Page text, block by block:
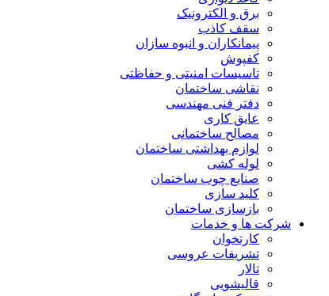
برق و الکترونیک
سقف کاذب
پیمانکاران و انبوه سازان
کفپوش
تاسیسات امنیتی و حفاظتی
نقاشی ساختمان
دفتر فنی مهندسی
عایق کاری
مصالح ساختمانی
لوازم بهداشتی ساختمان
لوله کشی
صنایع چوب ساختمان
کلید سازی
بازسازی ساختمان
شرکت ها و خدمات
کارتخوان
تشریفات عروسی
تالار
قالیشویی